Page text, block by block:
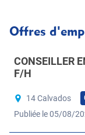
Offres
CONSEILLER
F/H
14 Calvados
Publiée le 05/08/